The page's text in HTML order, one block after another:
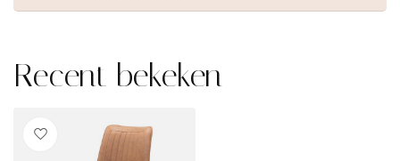
Recent bekeken